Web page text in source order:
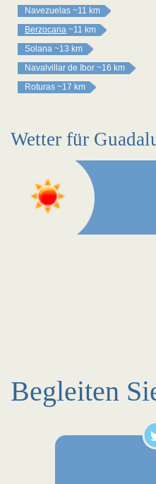
Navezuelas ~11 km
Berzocana ~11 km
Solana ~13 km
Navalvillar de Ibor ~16 km
Roturas ~17 km
Wetter für
Begleiten